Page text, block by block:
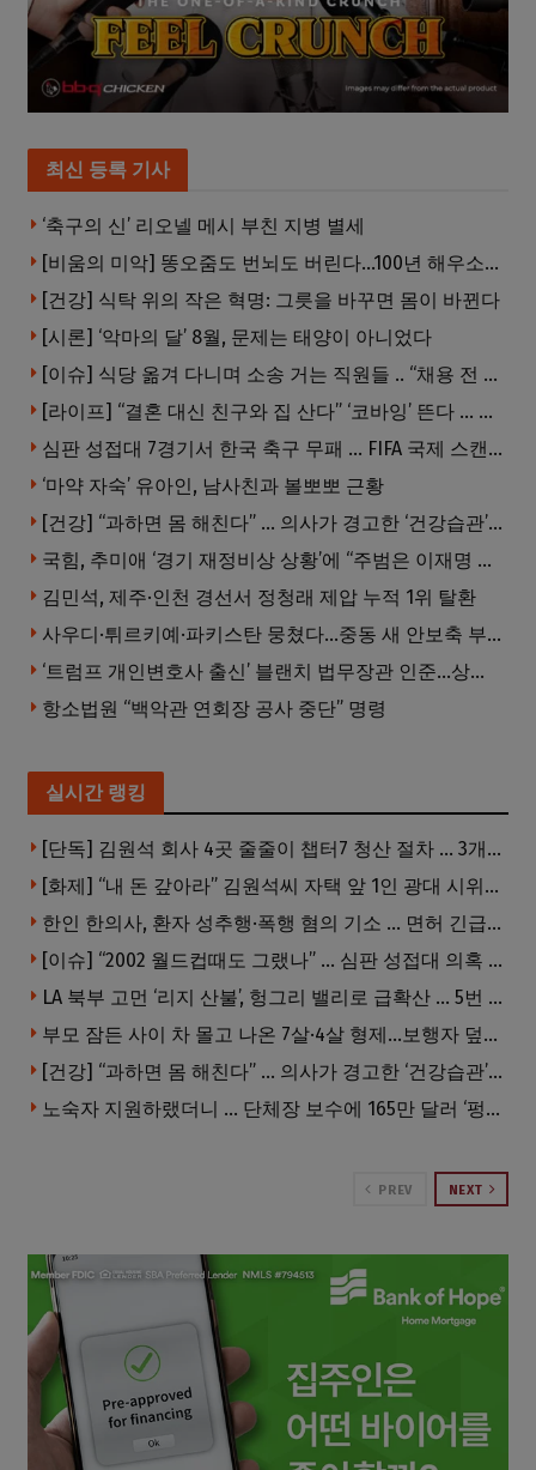
최신 등록 기사
‘축구의 신’ 리오넬 메시 부친 지병 별세
[비움의 미악] 똥오줌도 번뇌도 버린다…100년 해우소의 철학
[건강] 식탁 위의 작은 혁명: 그릇을 바꾸면 몸이 바뀐다
[시론] ‘악마의 달’ 8월, 문제는 태양이 아니었다
[이슈] 식당 옮겨 다니며 소송 거는 직원들 .. “채용 전 반드시 확인해야”
[라이프] “결혼 대신 친구와 집 산다” ‘코바잉’ 뜬다 … 내 집 마련 공식 바뀌었다
심판 성접대 7경기서 한국 축구 무패 … FIFA 국제 스캔들 번지나
‘마약 자숙’ 유아인, 남사친과 볼뽀뽀 근황
[건강] “과하면 몸 해친다” … 의사가 경고한 ‘건강습관’ 5가지
국힘, 추미애 ‘경기 재정비상 상황’에 “주범은 이재명 전 지사”
김민석, 제주·인천 경선서 정청래 제압 누적 1위 탈환
사우디·튀르키예·파키스탄 뭉쳤다…중동 새 안보축 부상하나
‘트럼프 개인변호사 출신’ 블랜치 법무장관 인준…상원 50대49 가결
항소법원 “백악관 연회장 공사 중단” 명령
실시간 랭킹
[단독] 김원석 회사 4곳 줄줄이 챕터7 청산 절차 … 3개 법인 같은 날 동시 파산 신청
[화제] “내 돈 갚아라” 김원석씨 자택 앞 1인 광대 시위 … 한인 투자사, “108만 달러 못받아”
한인 한의사, 환자 성추행·폭행 혐의 기소 … 면허 긴급정지
[이슈] “2002 월드컵때도 그랬나” … 심판 성접대 의혹 해외로 일파만파, 4강 신화까지 불똥
LA 북부 고먼 ‘리지 산불’, 헝그리 밸리로 급확산 … 5번 Fwy 양방향 전면 폐쇄
부모 잠든 사이 차 몰고 나온 7살·4살 형제…보행자 덮쳐 중태
[건강] “과하면 몸 해친다” … 의사가 경고한 ‘건강습관’ 5가지
노숙자 지원하랬더니 … 단체장 보수에 165만 달러 ‘펑펑’
PREV NEXT